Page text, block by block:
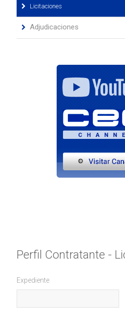
Licitaciones
Adjudicaciones
Perfil Contratante -
Expediente